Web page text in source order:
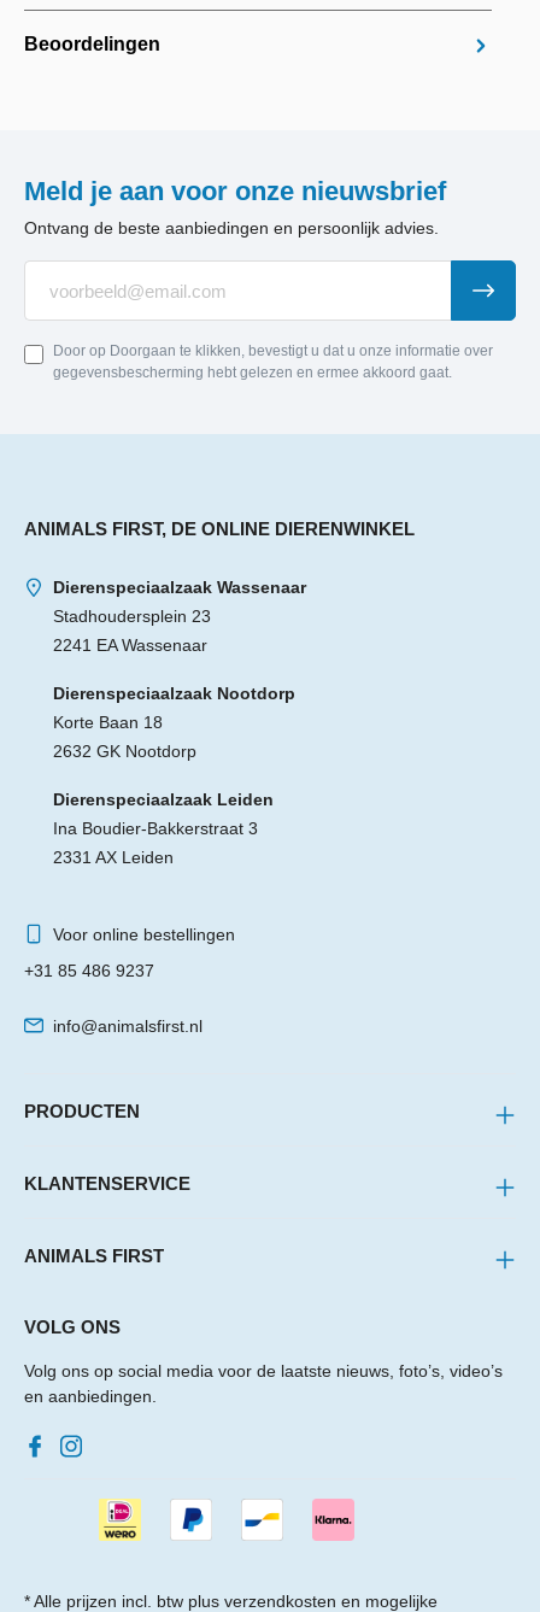
Beoordelingen
Meld je aan voor onze nieuwsbrief
Ontvang de beste aanbiedingen en persoonlijk advies.
Door op Doorgaan te klikken, bevestigt u dat u onze informatie over
gegevensbescherming hebt gelezen en ermee akkoord gaat.
ANIMALS FIRST, DE ONLINE DIERENWINKEL
Dierenspeciaalzaak Wassenaar
Stadhoudersplein 23
2241 EA Wassenaar
Dierenspeciaalzaak Nootdorp
Korte Baan 18
2632 GK Nootdorp
Dierenspeciaalzaak Leiden
Ina Boudier-Bakkerstraat 3
2331 AX Leiden
Voor online bestellingen
+31 85 486 9237
info@animalsfirst.nl
PRODUCTEN
KLANTENSERVICE
ANIMALS FIRST
VOLG ONS
Volg ons op social media voor de laatste nieuws, foto’s, video’s
en aanbiedingen.
* Alle prijzen incl. btw plus verzendkosten en mogelijke